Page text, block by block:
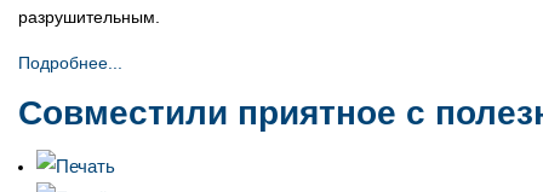
разрушительным.
Подробнее...
Совместили приятное с